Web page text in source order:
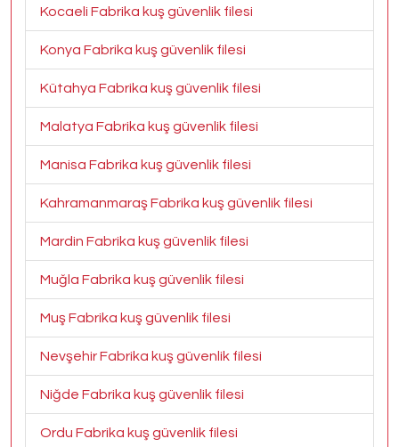
Kocaeli Fabrika kuş güvenlik filesi
Konya Fabrika kuş güvenlik filesi
Kütahya Fabrika kuş güvenlik filesi
Malatya Fabrika kuş güvenlik filesi
Manisa Fabrika kuş güvenlik filesi
Kahramanmaraş Fabrika kuş güvenlik filesi
Mardin Fabrika kuş güvenlik filesi
Muğla Fabrika kuş güvenlik filesi
Muş Fabrika kuş güvenlik filesi
Nevşehir Fabrika kuş güvenlik filesi
Niğde Fabrika kuş güvenlik filesi
Ordu Fabrika kuş güvenlik filesi